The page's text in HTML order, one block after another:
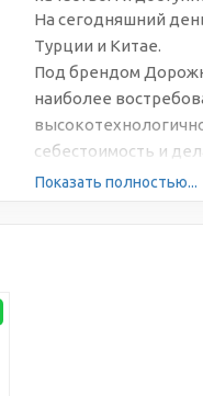
На сегодняшний
Турции и Китае.
Под брендом
наиболее
себестоимость и
Показать полностью...